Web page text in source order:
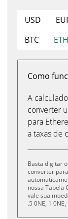
USD
BTC
ETH
Como
A
converter
para
a taxas de
Basta digitar
converter
nossa Tabela
vale sua
.5 0NE, 1